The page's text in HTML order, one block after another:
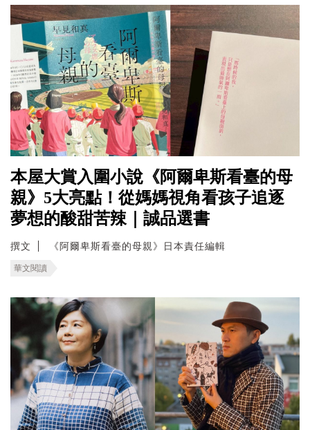
本屋大賞入圍小說《阿爾卑斯看臺的母
親》5大亮點！從媽媽視角看孩子追逐
夢想的酸甜苦辣｜誠品選書
撰文 《阿爾卑斯看臺的母親》日本責任編輯
華文閱讀